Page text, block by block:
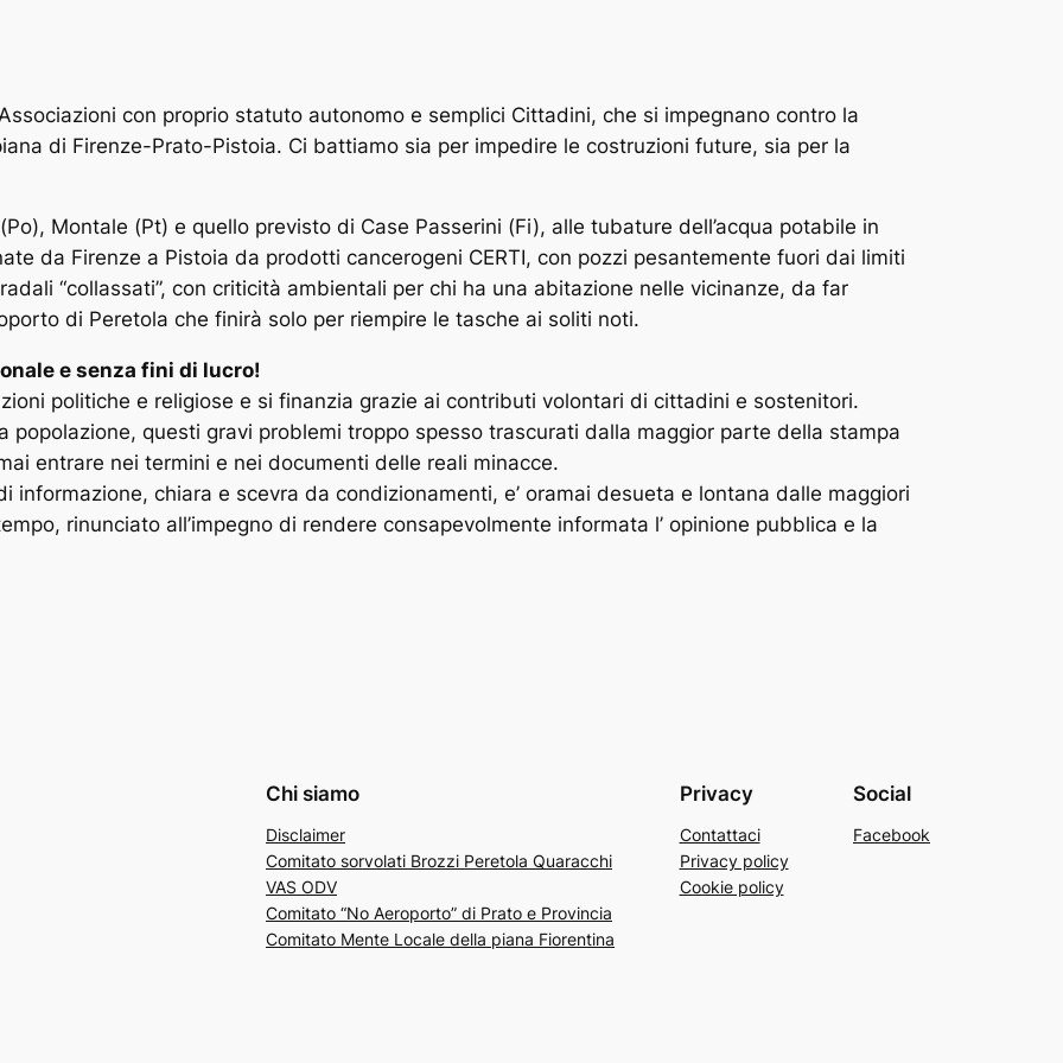
con proprio statuto autonomo e semplici Cittadini, che si impegnano contro la
di Firenze-Prato-Pistoia. Ci battiamo sia per impedire le costruzioni future, sia per la
Montale (Pt) e quello previsto di Case Passerini (Fi), alle tubature dell’acqua potabile in
da Firenze a Pistoia da prodotti cancerogeni CERTI, con pozzi pesantemente fuori dai limiti
“collassati”, con criticità ambientali per chi ha una abitazione nelle vicinanze, da far
di Peretola che finirà solo per riempire le tasche ai soliti noti.
e senza fini di lucro!
politiche e religiose e si finanzia grazie ai contributi volontari di cittadini e sostenitori.
popolazione, questi gravi problemi troppo spesso trascurati dalla maggior parte della stampa
entrare nei termini e nei documenti delle reali minacce.
informazione, chiara e scevra da condizionamenti, e’ oramai desueta e lontana dalle maggiori
rinunciato all’impegno di rendere consapevolmente informata l’ opinione pubblica e la
Chi siamo
Disclaimer
Comitato sorvolati Brozzi Peretola Quaracchi
VAS ODV
Comitato “No Aeroporto” di Prato e Provincia
Comitato Mente Locale della piana Fiorentina
Privacy
Contattaci
Privacy policy
Cookie policy
Social
Facebook